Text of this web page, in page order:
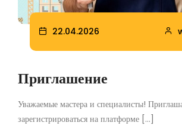
22.04.2026
Приглашение
Уважаемые мастера и специалисты!
зарегистрироваться на платформе [...]